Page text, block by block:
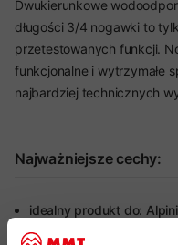
Dwukierunkowe
długości 3/4 nogawki to
przetestowanych funkcji.
funkcjonalne i wytrzymałe
najbardziej technicznych
Najważniejsze cechy:
idealny produkt do:
kolekcja: Eiger Extreme